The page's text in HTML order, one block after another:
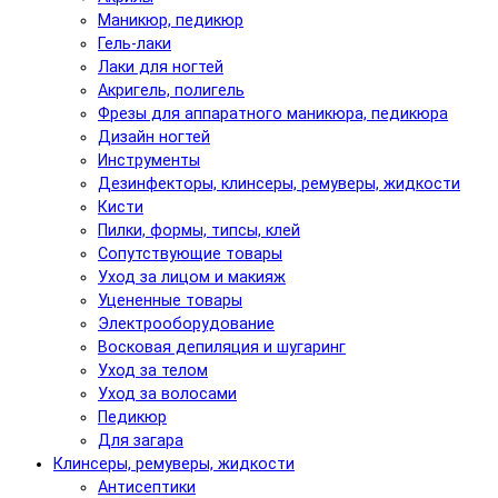
Маникюр, педикюр
Гель-лаки
Лаки для ногтей
Акригель, полигель
Фрезы для аппаратного маникюра, педикюра
Дизайн ногтей
Инструменты
Дезинфекторы, клинсеры, ремуверы, жидкости
Кисти
Пилки, формы, типсы, клей
Сопутствующие товары
Уход за лицом и макияж
Уцененные товары
Электрооборудование
Восковая депиляция и шугаринг
Уход за телом
Уход за волосами
Педикюр
Для загара
Клинсеры, ремуверы, жидкости
Антисептики